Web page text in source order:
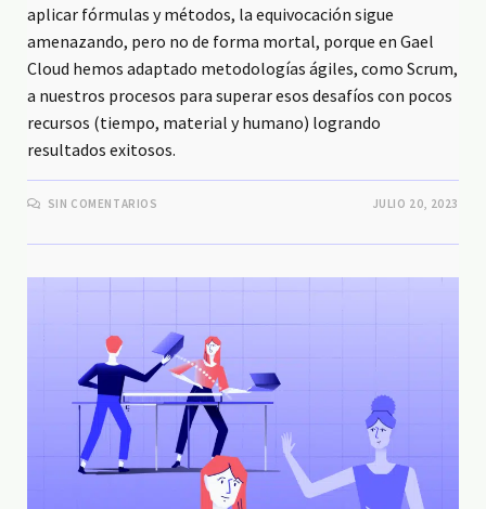
aplicar fórmulas y métodos, la equivocación sigue
amenazando, pero no de forma mortal, porque en Gael
Cloud hemos adaptado metodologías ágiles, como Scrum,
a nuestros procesos para superar esos desafíos con pocos
recursos (tiempo, material y humano) logrando
resultados exitosos.
SIN COMENTARIOS JULIO 20, 2023